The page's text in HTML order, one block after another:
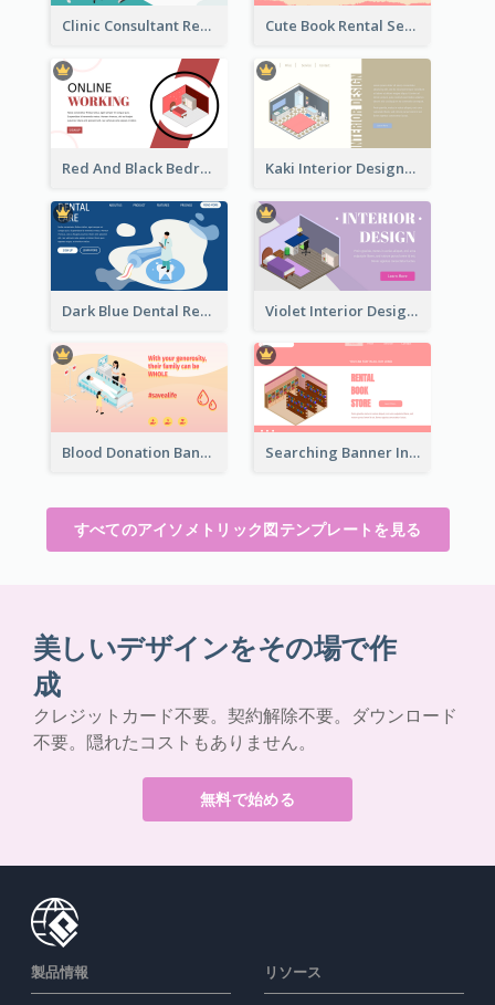
Clinic Consultant Register Page With Isometric Diagram Cute Book Rental Service Landing Site
Red And Black Bedroom Cool Web Banner Kaki Interior Designer Landing Page With Isometric Diagram
Dark Blue Dental Registration Page With Isometric Graphics Violet Interior Design Banner With Isometric Diagram
Blood Donation Banner With Isometric Diagram Searching Banner In Book Store Website
すべてのアイソメトリック図テンプレートを見る
美しいデザインをその場で作
成
クレジットカード不要。契約解除不要。ダウンロード
不要。隠れたコストもありません。
無料で始める
製品情報 リソース